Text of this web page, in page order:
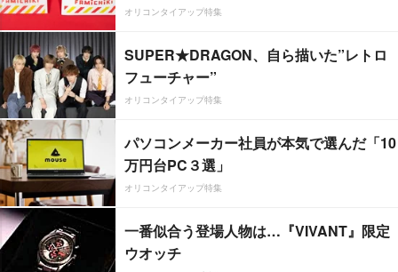
オリコンタイアップ特集
SUPER★DRAGON、自ら描いた”レトロ
フューチャー”
オリコンタイアップ特集
パソコンメーカー社員が本気で選んだ「10
万円台PC３選」
オリコンタイアップ特集
一番似合う登場人物は…『VIVANT』限定
ウオッチ